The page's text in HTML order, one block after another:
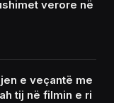
verore në
e veçantë me
tij në filmin e ri